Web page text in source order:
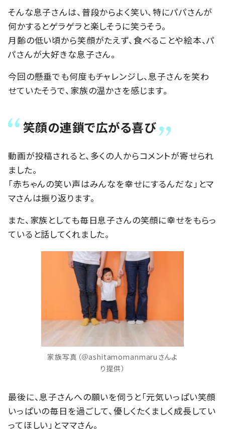
そんな息子さんは、普段からよく笑い、特にパパさんが
何かするとゲラゲラと楽しそうに笑うそう。
月齢の低い頃から笑顔がたえず、食べることや絵本、パ
パさんが大好きな息子さん。
今回の懸垂でも何度もチャレンジし、息子さんを笑わ
せていたそうで、家族の温かさを感じます。
笑顔の連鎖で広がる喜び
動画が投稿されると、多くの人からコメントが寄せられ
ました。
「赤ちゃんの笑い声はみんなを幸せにするんだな」とマ
マさんは振り返ります。
また、家族としても毎日息子さんの笑顔に幸せをもらっ
ていると話してくれました。
家族写真（＠ashitamomanmaruさんよ
り提供）
最後に、息子さんへの願いを伺うと「元気いっぱい笑顔
いっぱいの毎日を過ごして、優しくたくましく成長してい
ってほしい」とママさん。